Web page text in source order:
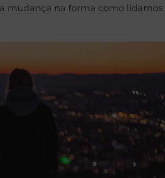
mudança na forma como